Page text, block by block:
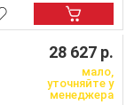
28 627 р.
мало,
уточняйте у
менеджера